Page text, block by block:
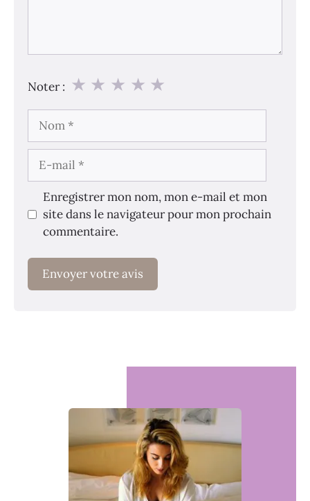
Noter : ★
★
★
★
★
mail
Enregistrer mon nom, mon e-mail et mon
site dans le navigateur pour mon prochain
commentaire.